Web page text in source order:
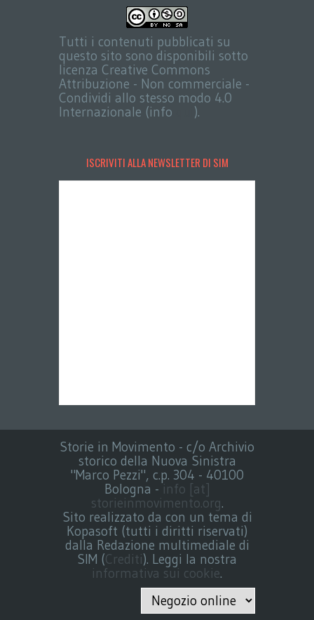
Tutti i contenuti pubblicati su
questo sito sono disponibili sotto
licenza Creative Commons
Attribuzione - Non commerciale -
Condividi allo stesso modo 4.0
Internazionale (info
).
ISCRIVITI ALLA NEWSLETTER DI SIM
Storie in Movimento - c/o Archivio
storico della Nuova Sinistra
"Marco Pezzi", c.p. 304 - 40100
Bologna - info [at]
storieinmovimento.org.
Sito realizzato da con un tema di
Kopasoft (tutti i diritti riservati)
dalla Redazione multimediale di
SIM (Crediti). Leggi la nostra
informativa sui cookie.